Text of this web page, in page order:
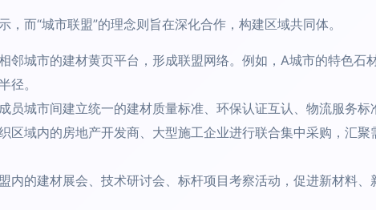
而“城市联盟”的理念则旨在深化合作，构建区域共同体。
邻城市的建材黄页平台，形成联盟网络。例如，A城市的特色
径。
员城市间建立统一的建材质量标准、环保认证互认、物流服务标
区域内的房地产开发商、大型施工企业进行联合集中采购，汇
内的建材展会、技术研讨会、标杆项目考察活动，促进新材料、